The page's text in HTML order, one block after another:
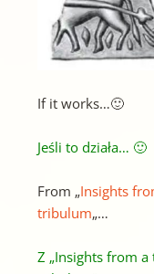
If it works…🙂
Jeśli to działa… 🙂
From „Insights
tribulum„…
Z „Insights from